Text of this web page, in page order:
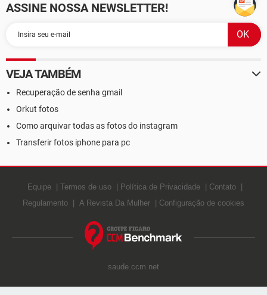
ASSINE NOSSA NEWSLETTER!
VEJA TAMBÉM
Recuperação de senha gmail
Orkut fotos
Como arquivar todas as fotos do instagram
Transferir fotos iphone para pc
Equipe Termos de uso Política de Privacidade
Contato
Regulamento
A Revista Da Mulher Configuração de cookies
saude.ccm.net